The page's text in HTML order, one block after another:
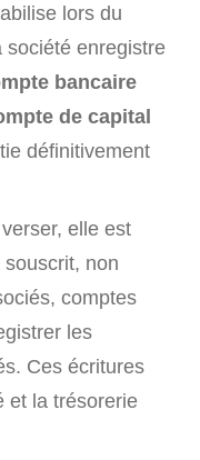
lors du
société enregistre
bancaire
de capital
définitivement
elle est
non
comptes
les
Ces écritures
et la trésorerie